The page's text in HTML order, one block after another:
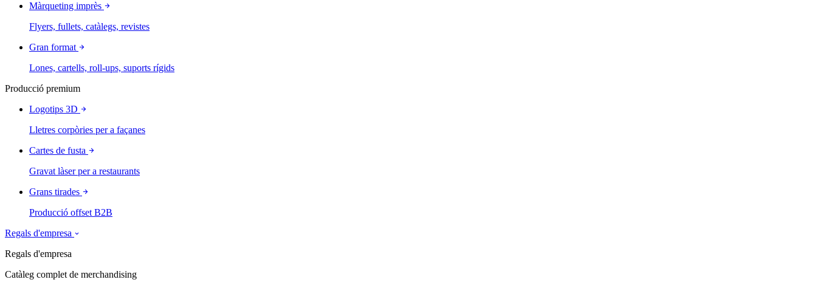
Màrqueting imprès
Flyers, fullets, catàlegs, revistes
Gran format
Lones, cartells, roll-ups, suports rígids
Producció premium
Logotips 3D
Lletres corpòries per a façanes
Cartes de fusta
Gravat làser per a restaurants
Grans tirades
Producció offset B2B
Regals d'empresa
Regals d'empresa
Catàleg complet de merchandising